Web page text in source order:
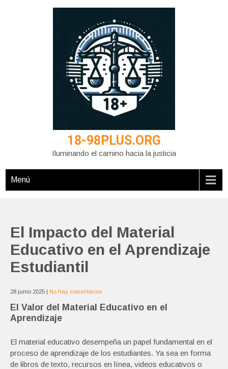
18-98PLUS.ORG
Iluminando el camino hacia la justicia
Menú
El Impacto del Material
Educativo en el Aprendizaje
Estudiantil
28 junio 2025 | No hay comentarios
El Valor del Material Educativo en el
Aprendizaje
El material educativo desempeña un papel fundamental en el
proceso de aprendizaje de los estudiantes. Ya sea en forma
de libros de texto, recursos en línea, videos educativos o